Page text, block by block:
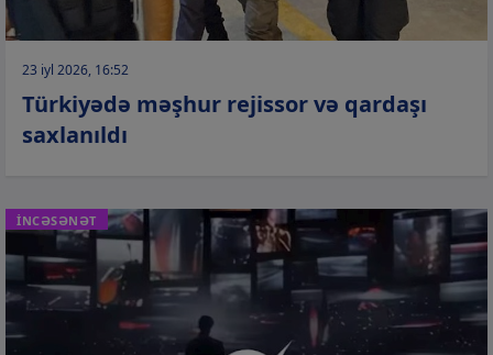
23 iyl 2026, 16:52
Türkiyədə məşhur rejissor və qardaşı
saxlanıldı
İNCƏSƏNƏT